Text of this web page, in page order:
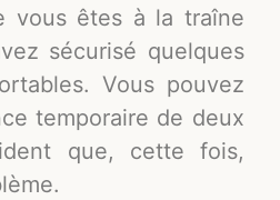
vous êtes à la traîne
sécurisé quelques
Vous pouvez
temporaire de deux
que, cette fois,